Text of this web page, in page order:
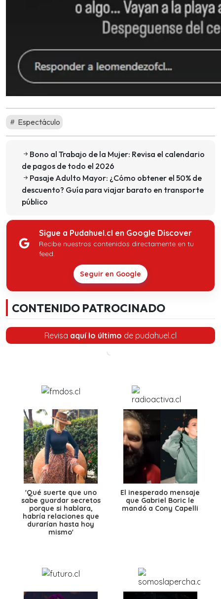
Espectáculo
Bono al Trabajo de la Mujer: Revisa el calendario
de pagos de todo el 2026
Pasaje Adulto Mayor: ¿Cómo obtener el 50% de
descuento? Guía para viajar barato en transporte
público
Sigue a Pudahuel.cl en Google Discover
Recibe nuestros contenidos directamente en tu
feed.
Seguir en Google
CONTENIDO PATROCINADO
Revisa aquí lo último de pudahuel.cl
'Qué suerte que uno
sabe guardar secretos
porque si hablara,
habría relaciones que
durarían hasta hoy
mismo'
El inesperado mensaje
que Gabriel Boric le
mandó a Cony Capelli